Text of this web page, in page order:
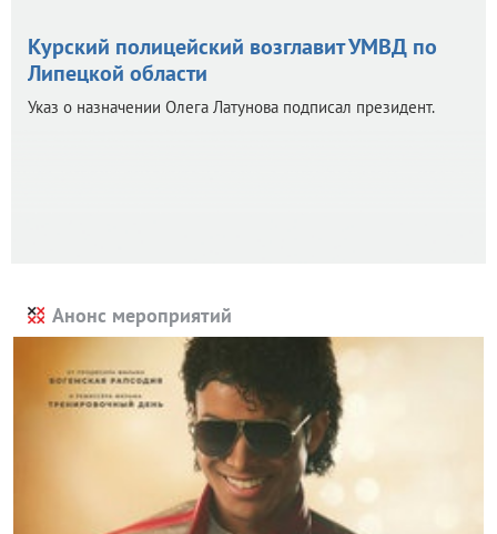
Курский полицейский возглавит УМВД по
Липецкой области
Указ о назначении Олега Латунова подписал президент.
Анонс мероприятий